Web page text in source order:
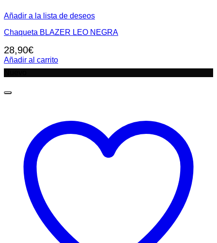
Añadir a la lista de deseos
Chaqueta BLAZER LEO NEGRA
28,90€
Añadir al carrito